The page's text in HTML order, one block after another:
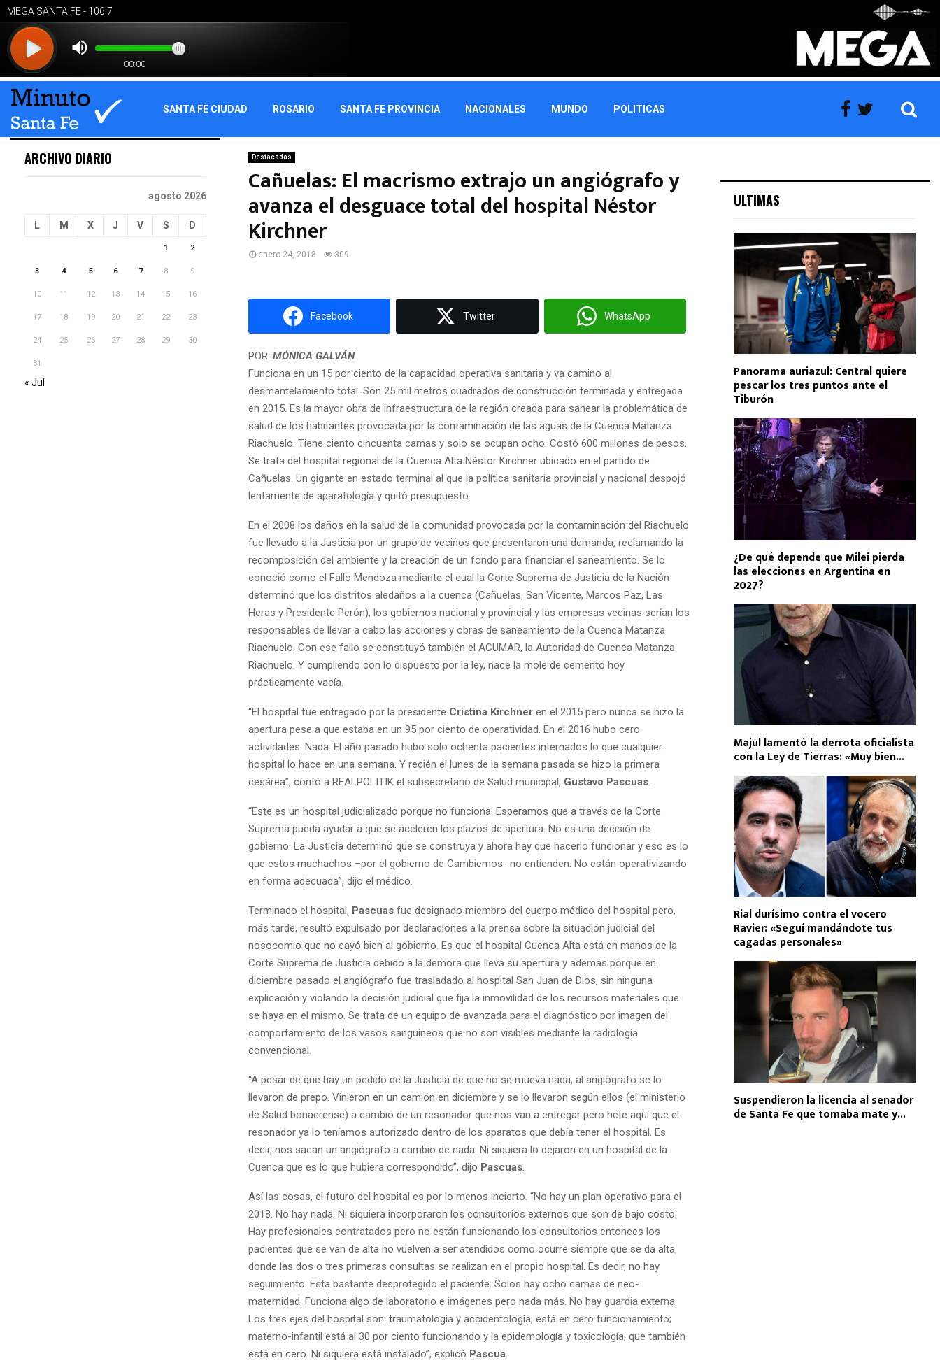
SANTA FE CIUDAD ROSARIO SANTA FE PROVINCIA NACIONALES MUNDO POLITICAS
Destacadas
Cañuelas: El macrismo extrajo un angiógrafo y
avanza el desguace total del hospital Néstor
Kirchner
enero 24, 2018 309
Facebook Twitter WhatsApp
POR: MÓNICA GALVÁN
Funciona en un 15 por ciento de la capacidad operativa sanitaria y va camino al
desmantelamiento total. Son 25 mil metros cuadrados de construcción terminada y entregada
en 2015. Es la mayor obra de infraestructura de la región creada para sanear la problemática de
salud de los habitantes provocada por la contaminación de las aguas de la Cuenca Matanza
Riachuelo. Tiene ciento cincuenta camas y solo se ocupan ocho. Costó 600 millones de pesos.
Se trata del hospital regional de la Cuenca Alta Néstor Kirchner ubicado en el partido de
Cañuelas. Un gigante en estado terminal al que la política sanitaria provincial y nacional despojó
lentamente de aparatología y quitó presupuesto.
En el 2008 los daños en la salud de la comunidad provocada por la contaminación del Riachuelo
fue llevado a la Justicia por un grupo de vecinos que presentaron una demanda, reclamando la
recomposición del ambiente y la creación de un fondo para financiar el saneamiento. Se lo
conoció como el Fallo Mendoza mediante el cual la Corte Suprema de Justicia de la Nación
determinó que los distritos aledaños a la cuenca (Cañuelas, San Vicente, Marcos Paz, Las
Heras y Presidente Perón), los gobiernos nacional y provincial y las empresas vecinas serían los
responsables de llevar a cabo las acciones y obras de saneamiento de la Cuenca Matanza
Riachuelo. Con ese fallo se constituyó también el ACUMAR, la Autoridad de Cuenca Matanza
Riachuelo. Y cumpliendo con lo dispuesto por la ley, nace la mole de cemento hoy
prácticamente vacía.
“El hospital fue entregado por la presidente Cristina Kirchner en el 2015 pero nunca se hizo la
apertura pese a que estaba en un 95 por ciento de operatividad. En el 2016 hubo cero
actividades. Nada. El año pasado hubo solo ochenta pacientes internados lo que cualquier
hospital lo hace en una semana. Y recién el lunes de la semana pasada se hizo la primera
cesárea”, contó a REALPOLITIK el subsecretario de Salud municipal, Gustavo Pascuas
“Este es un hospital judicializado porque no funciona. Esperamos que a través de la Corte
Suprema pueda ayudar a que se aceleren los plazos de apertura. No es una decisión de
gobierno. La Justicia determinó que se construya y ahora hay que hacerlo funcionar y eso es lo
que estos muchachos –por el gobierno de Cambiemos- no entienden. No están operativizando
en forma adecuada”, dijo el médico.
Terminado el hospital, Pascuas fue designado miembro del cuerpo médico del hospital pero,
más tarde, resultó expulsado por declaraciones a la prensa sobre la situación judicial del
nosocomio que no cayó bien al gobierno. Es que el hospital Cuenca Alta está en manos de la
Corte Suprema de Justicia debido a la demora que lleva su apertura y además porque en
diciembre pasado el angiógrafo fue trasladado al hospital San Juan de Dios, sin ninguna
explicación y violando la decisión judicial que fija la inmovilidad de los recursos materiales que
se haya en el mismo. Se trata de un equipo de avanzada para el diagnóstico por imagen del
comportamiento de los vasos sanguíneos que no son visibles mediante la radiología
convencional.
“A pesar de que hay un pedido de la Justicia de que no se mueva nada, al angiógrafo se lo
llevaron de prepo. Vinieron en un camión en diciembre y se lo llevaron según ellos (el ministerio
de Salud bonaerense) a cambio de un resonador que nos van a entregar pero hete aquí que el
resonador ya lo teníamos autorizado dentro de los aparatos que debía tener el hospital. Es
decir, nos sacan un angiógrafo a cambio de nada. Ni siquiera lo dejaron en un hospital de la
Cuenca que es lo que hubiera correspondido”, dijo Pascuas
Así las cosas, el futuro del hospital es por lo menos incierto. “No hay un plan operativo para el
2018. No hay nada. Ni siquiera incorporaron los consultorios externos que son de bajo costo.
Hay profesionales contratados pero no están funcionando los consultorios entonces los
pacientes que se van de alta no vuelven a ser atendidos como ocurre siempre que se da alta,
donde las dos o tres primeras consultas se realizan en el propio hospital. Es decir, no hay
seguimiento. Esta bastante desprotegido el paciente. Solos hay ocho camas de neo-
maternidad. Funciona algo de laboratorio e imágenes pero nada más. No hay guardia externa.
Los tres ejes del hospital son: traumatología y accidentología, está en cero funcionamiento;
materno-infantil está al 30 por ciento funcionando y la epidemología y toxicología, que también
está en cero. Ni siquiera está instalado”, explicó Pascua
ARCHIVO DIARIO
agosto 2026
L M X J V S D
1 2
3 4 5 6 7 8 9
10 11 12 13 14 15 16
17 18 19 20 21 22 23
24 25 26 27 28 29 30
31
« Jul
ULTIMAS
Panorama auriazul: Central quiere
pescar los tres puntos ante el
Tiburón
¿De qué depende que Milei pierda
las elecciones en Argentina en
2027?
Majul lamentó la derrota oficialista
con la Ley de Tierras: «Muy bien...
Rial durísimo contra el vocero
Ravier: «Seguí mandándote tus
cagadas personales»
Suspendieron la licencia al senador
de Santa Fe que tomaba mate y...